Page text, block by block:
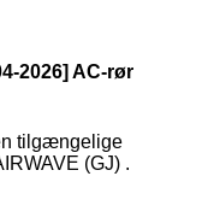
2026] AC-rør
tilgængelige
(GJ) .